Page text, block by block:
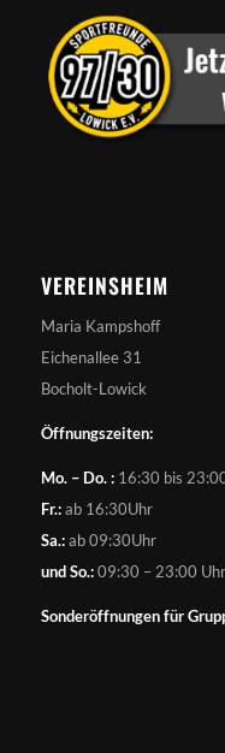
VEREINSHEIM
Maria Kampshoff
Eichenallee 31
Bocholt-Lowick
Öffnungszeiten:
Mo. – Do. :16:30 bis
Fr.:ab 16:30Uhr
Sa.:ab 09:30Uhr
und So.:09:30 – 23:00 Uhr
Sonderöffnungen für